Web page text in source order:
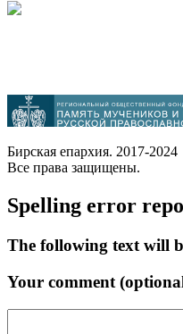
Бирская епархия. 2017-2024
Все права защищены.
Spelling error
The following text will
Your comment